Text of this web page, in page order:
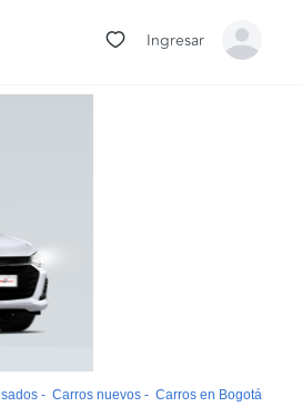
Ingresar
- Carros nuevos - Carros en Bogotá